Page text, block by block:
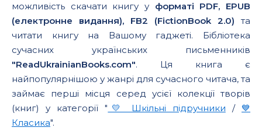
можливість скачати книгу у форматі PDF, EPUB
(електронне видання), FB2 (FictionBook 2.0) та
читати книгу на Вашому гаджеті. Бібліотека
сучасних українських письменників
"ReadUkrainianBooks.com". Ця книга є
найпопулярнішою у жанрі для сучасного читача, та
займає перші місця серед усієї колекції творів
(книг) у категорії " 💛 Шкільні підручники / 💙
Класика".